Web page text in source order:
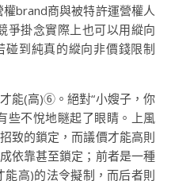
brand商與被特許運營權人
爭掛念實際上也可以用縱向
到純真的縱向非價錢限制
能(高)⑥。絕對“小嫂子，你
些不悅地瞇起了眼睛。上風
致的鎖定，而議價才能高則
依靠甚至鎖定；前者是一種
高)的法令擬制，而后者則